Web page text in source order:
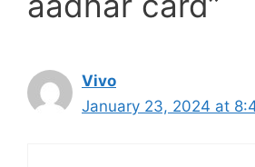
Vivo
January 23, 2024 at